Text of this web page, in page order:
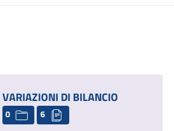
VARIAZIONI DI BILANCIO
0 6